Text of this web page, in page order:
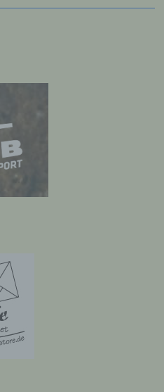
der Datenschutz-
in den Mitgliedstaaten
Charakter ist die:
Passau
/ LocalStorage
teilweise so
und
dazu, unser Angebot
und sicherer zu
SessionStorage ist